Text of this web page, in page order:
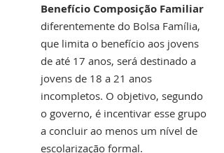
Benefício Composição Familiar
diferentemente do Bolsa Família,
que limita o benefício aos jovens
de até 17 anos, será destinado a
jovens de 18 a 21 anos
incompletos. O objetivo, segundo
o governo, é incentivar esse grupo
a concluir ao menos um nível de
escolarização formal.